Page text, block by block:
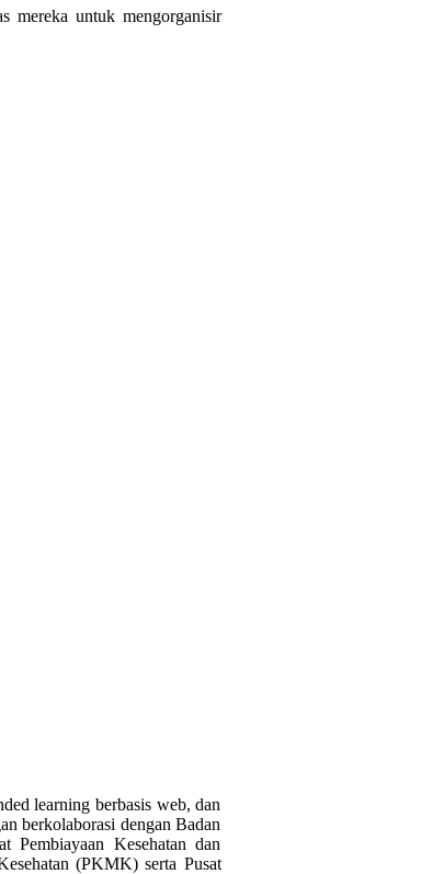
mereka untuk mengorganisir
learning berbasis web, dan
berkolaborasi dengan Badan
Pembiayaan Kesehatan dan
(PKMK) serta Pusat